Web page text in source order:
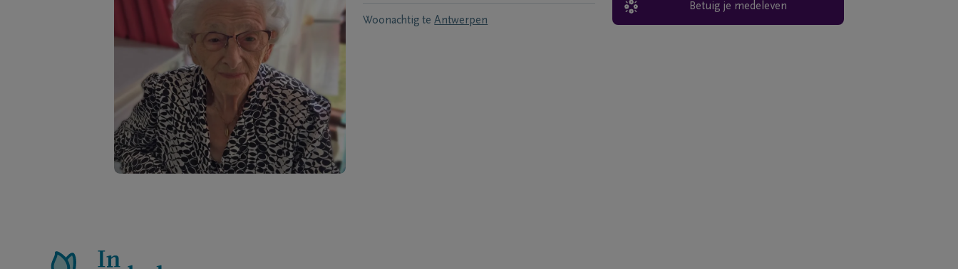
Woonachtig te Antwerpen
Betuig je medeleven